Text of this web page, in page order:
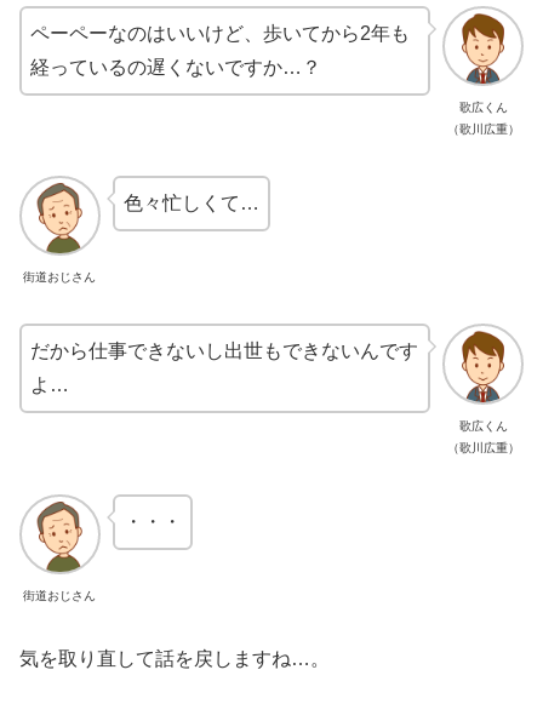
歌広くん
（歌川広重）
ペーペーなのはいいけど、歩いてから2年も
経っているの遅くないですか…？
街道おじさん
色々忙しくて…
歌広くん
（歌川広重）
だから仕事できないし出世もできないんです
よ…
街道おじさん
・・・
気を取り直して話を戻しますね…。